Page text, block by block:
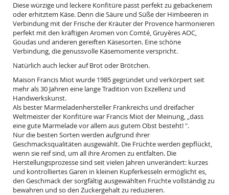
Diese würzige und leckere Konfitüre passt perfekt zu gebackenem
oder erhitztem Käse. Denn die Säure und Süße der Himbeeren in
Verbindung mit der Frische der Kräuter der Provence harmonieren
perfekt mit den kräftigen Aromen von Comté, Gruyères AOC,
Goudas und anderen gereiften Käsesorten. Eine schöne
Verbindung, die genussvolle Käsemomente verspricht.
Natürlich auch lecker auf Brot oder Brötchen.
Maison Francis Miot wurde 1985 gegründet und verkörpert seit
mehr als 30 Jahren eine lange Tradition von Exzellenz und
Handwerkskunst.
Als bester Marmeladenhersteller Frankreichs und dreifacher
Weltmeister der Konfitüre war Francis Miot der Meinung, „dass
eine gute Marmelade vor allem aus gutem Obst besteht! ".
Nur die besten Sorten werden aufgrund ihrer
Geschmacksqualitäten ausgewählt. Die Früchte werden gepflückt,
wenn sie reif sind, um all ihre Aromen zu entfalten. Die
Herstellungsprozesse sind seit vielen Jahren unverändert: kurzes
und kontrolliertes Garen in kleinen Kupferkesseln ermöglicht es,
den Geschmack der sorgfältig ausgewählten Früchte vollständig zu
bewahren und so den Zuckergehalt zu reduzieren.